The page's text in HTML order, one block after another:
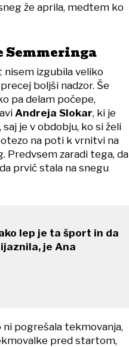
že aprila, medtem ko
izgubila veliko
boljši nadzor. Še
pa delam počepe,
Andreja Slokar, ki je
je v obdobju, ko si želi
na poti k vrnitvi na
Predvsem zaradi tega, da
prvič stala na snegu
lep je ta šport in da
je Ana
ni pogrešala tekmovanja,
pred startom,